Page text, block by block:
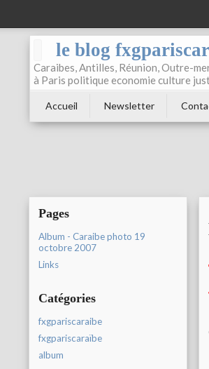
le blog
Caraibes, Antilles, Réunion, Outre-
à Paris politique economie culture
Accueil Newsletter
Pages
Album - Caraibe photo 19
octobre 2007
Links
Catégories
fxgpariscaraibe
fxgpariscaraïbe
album